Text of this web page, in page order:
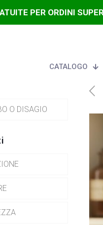
PER ORDINI
CATALOGO
O DISAGIO